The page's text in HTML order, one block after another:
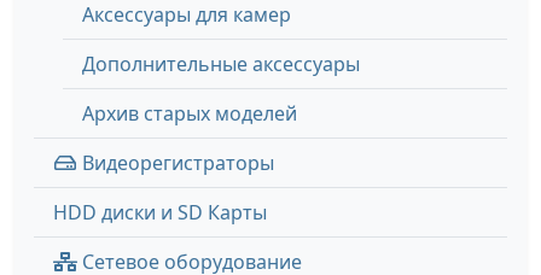
Аксессуары для камер
Дополнительные аксессуары
Архив старых моделей
Видеорегистраторы
HDD диски и SD Карты
Сетевое оборудование